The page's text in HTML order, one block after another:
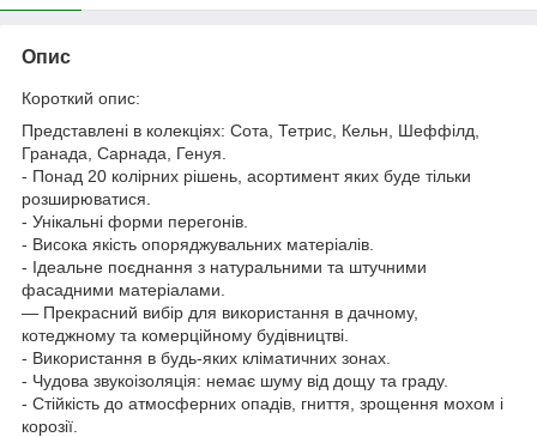
Опис
Короткий опис:
Представлені в колекціях: Сота, Тетрис, Кельн, Шеффілд,
Гранада, Сарнада, Генуя.
- Понад 20 колірних рішень, асортимент яких буде тільки
розширюватися.
- Унікальні форми перегонів.
- Висока якість опоряджувальних матеріалів.
- Ідеальне поєднання з натуральними та штучними
фасадними матеріалами.
— Прекрасний вибір для використання в дачному,
котеджному та комерційному будівництві.
- Використання в будь-яких кліматичних зонах.
- Чудова звукоізоляція: немає шуму від дощу та граду.
- Стійкість до атмосферних опадів, гниття, зрощення мохом і
корозії.